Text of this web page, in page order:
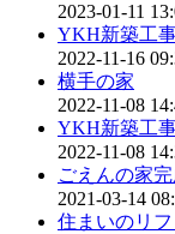
2023-01-11
YKH新築工
2022-11-16
横手の家
2022-11-08
YKH新築工
2022-11-08
ごえんの家完
2021-03-14
住まいのリ